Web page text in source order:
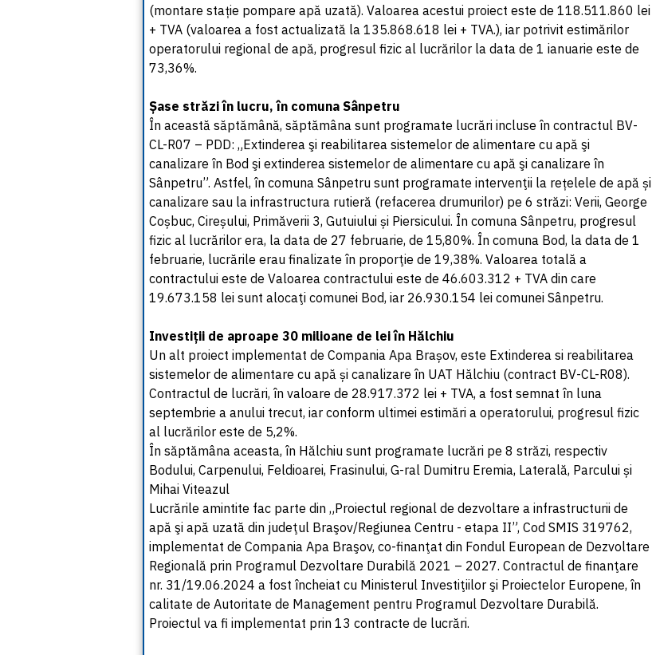
(montare stație pompare apă uzată). Valoarea acestui proiect este de 118.511.860 lei
+ TVA (valoarea a fost actualizată la 135.868.618 lei + TVA.), iar potrivit estimărilor
operatorului regional de apă, progresul fizic al lucrărilor la data de 1 ianuarie este de
73,36%.
Șase străzi în lucru, în comuna Sânpetru
În această săptămână, săptămâna sunt programate lucrări incluse în contractul BV-
CL-R07 – PDD: „Extinderea şi reabilitarea sistemelor de alimentare cu apă şi
canalizare în Bod şi extinderea sistemelor de alimentare cu apă şi canalizare în
Sânpetru”. Astfel, în comuna Sânpetru sunt programate intervenţii la rețelele de apă și
canalizare sau la infrastructura rutieră (refacerea drumurilor) pe 6 străzi: Verii, George
Coșbuc, Cireșului, Primăverii 3, Gutuiului și Piersicului. În comuna Sânpetru, progresul
fizic al lucrărilor era, la data de 27 februarie, de 15,80%. În comuna Bod, la data de 1
februarie, lucrările erau finalizate în proporţie de 19,38%. Valoarea totală a
contractului este de Valoarea contractului este de 46.603.312 + TVA din care
19.673.158 lei sunt alocaţi comunei Bod, iar 26.930.154 lei comunei Sânpetru.
Investiții de aproape 30 milioane de lei în Hălchiu
Un alt proiect implementat de Compania Apa Brașov, este Extinderea si reabilitarea
sistemelor de alimentare cu apă și canalizare în UAT Hălchiu (contract BV-CL-R08).
Contractul de lucrări, în valoare de 28.917.372 lei + TVA, a fost semnat în luna
septembrie a anului trecut, iar conform ultimei estimări a operatorului, progresul fizic
al lucrărilor este de 5,2%.
În săptămâna aceasta, în Hălchiu sunt programate lucrări pe 8 străzi, respectiv
Bodului, Carpenului, Feldioarei, Frasinului, G-ral Dumitru Eremia, Laterală, Parcului și
Mihai Viteazul
Lucrările amintite fac parte din „Proiectul regional de dezvoltare a infrastructurii de
apă şi apă uzată din judeţul Braşov/Regiunea Centru - etapa II”, Cod SMIS 319762,
implementat de Compania Apa Braşov, co-finanţat din Fondul European de Dezvoltare
Regională prin Programul Dezvoltare Durabilă 2021 – 2027. Contractul de finanţare
nr. 31/19.06.2024 a fost încheiat cu Ministerul Investiţiilor şi Proiectelor Europene, în
calitate de Autoritate de Management pentru Programul Dezvoltare Durabilă.
Proiectul va fi implementat prin 13 contracte de lucrări.